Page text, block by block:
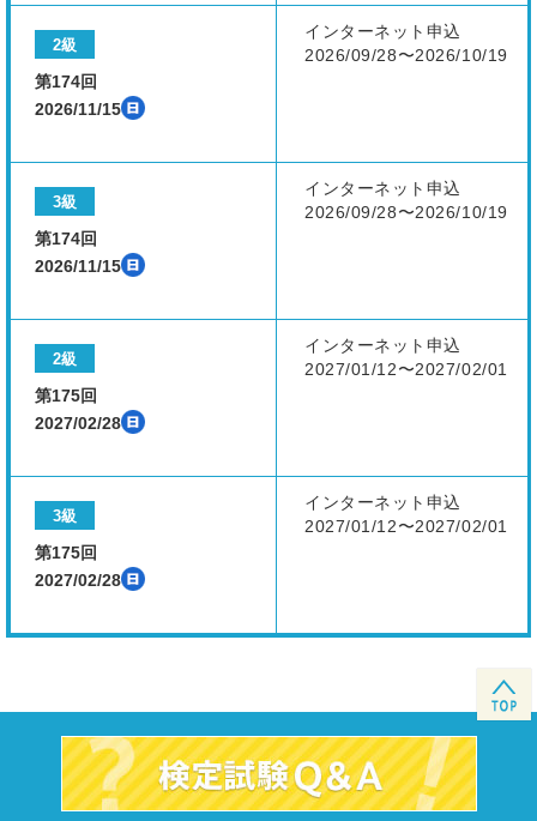
2級
第174回
2026/11/15
インターネット申込
2026/09/28〜2026/10/19
3級
第174回
2026/11/15
インターネット申込
2026/09/28〜2026/10/19
2級
第175回
2027/02/28
インターネット申込
2027/01/12〜2027/02/01
3級
第175回
2027/02/28
インターネット申込
2027/01/12〜2027/02/01